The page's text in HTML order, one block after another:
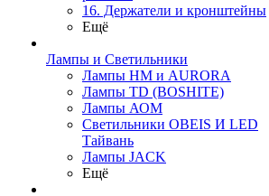
16. Держатели и кронштейны
Ещё
Лампы и Светильники
Лампы HM и AURORA
Лампы TD (BOSHITE)
Лампы АОМ
Светильники OBEIS И LED
Тайвань
Лампы JACK
Ещё